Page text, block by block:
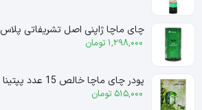
چای ماچا ژاپنی اصل تشریفاتی پلاس 40 گرم پپتینا – peptina
1,298,000 تومان
پودر چای ماچا خالص 15 عدد پپتینا – peptina
515,000 تومان